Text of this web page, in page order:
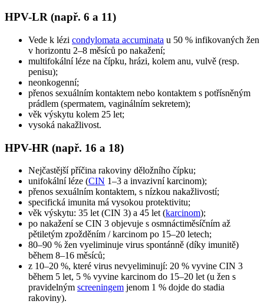
HPV-LR (např. 6 a 11)
Vede k lézi condylomata accuminata u 50 % infikovaných žen
v horizontu 2–8 měsíců po nakažení;
multifokální léze na čípku, hrázi, kolem anu, vulvě (resp.
penisu);
neonkogenní;
přenos sexuálním kontaktem nebo kontaktem s potřísněným
prádlem (spermatem, vaginálním sekretem);
věk výskytu kolem 25 let;
vysoká nakažlivost.
HPV-HR (např. 16 a 18)
Nejčastější příčina rakoviny děložního čípku;
unifokální léze (CIN 1–3 a invazivní karcinom);
přenos sexuálním kontaktem, s nízkou nakažlivostí;
specifická imunita má vysokou protektivitu;
věk výskytu: 35 let (CIN 3) a 45 let (karcinom);
po nakažení se CIN 3 objevuje s osmnáctiměsíčním až
pětiletým zpožděním / karcinom po 15–20 letech;
80–90 % žen vyeliminuje virus spontánně (díky imunitě)
během 8–16 měsíců;
z 10–20 %, které virus nevyeliminují: 20 % vyvine CIN 3
během 5 let, 5 % vyvine karcinom do 15–20 let (u žen s
pravidelným screeningem jenom 1 % dojde do stadia
rakoviny).